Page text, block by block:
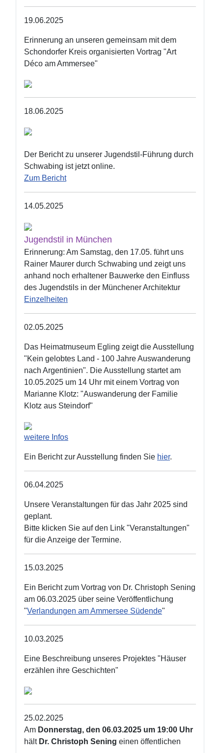
19.06.2025
Erinnerung an unseren gemeinsam mit dem
Schondorfer Kreis organisierten Vortrag "Art
Déco am Ammersee"
18.06.2025
Der Bericht zu unserer Jugendstil-Führung durch
Schwabing ist jetzt online.
Zum Bericht
14.05.2025
Jugendstil in München
Erinnerung: Am Samstag, den 17.05. führt uns
Rainer Maurer durch Schwabing und zeigt uns
anhand noch erhaltener Bauwerke den Einfluss
des Jugendstils in der Münchener Architektur
Einzelheiten
02.05.2025
Das Heimatmuseum Egling zeigt die Ausstellung
"Kein gelobtes Land - 100 Jahre Auswanderung
nach Argentinien". Die Ausstellung startet am
10.05.2025 um 14 Uhr mit einem Vortrag von
Marianne Klotz: "Auswanderung der Familie
Klotz aus Steindorf"
weitere Infos
Ein Bericht zur Ausstellung finden Sie hier.
06.04.2025
Unsere Veranstaltungen für das Jahr 2025 sind
geplant.
Bitte klicken Sie auf den Link "Veranstaltungen"
für die Anzeige der Termine.
15.03.2025
Ein Bericht zum Vortrag von Dr. Christoph Sening
am 06.03.2025 über seine Veröffentlichung
"Verlandungen am Ammersee Südende"
10.03.2025
Eine Beschreibung unseres Projektes "Häuser
erzählen ihre Geschichten"
25.02.2025
Am Donnerstag, den 06.03.2025 um 19:00 Uhr
hält Dr. Christoph Sening einen öffentlichen